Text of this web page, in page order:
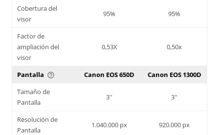
Cobertura del
visor
95% 95%
Factor de
ampliación del
visor
0,53X 0,50x
Pantalla help_outline Canon EOS 650D
Canon EOS 1300D
Tamaño de
Pantalla
3'' 3''
Resolución de
Pantalla
1.040.000 px 920.000 px